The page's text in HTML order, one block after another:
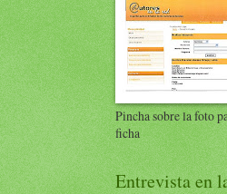
Pincha sobre la foto
ficha
Entrevista en